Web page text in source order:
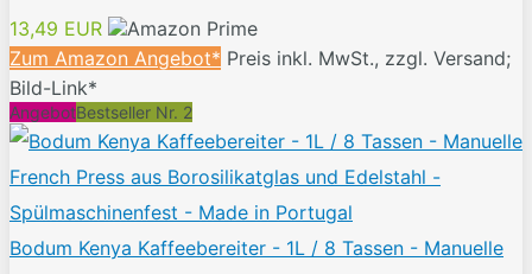
13,49 EUR
Zum Amazon Angebot* Preis inkl. MwSt., zzgl. Versand;
Bild-Link*
AngebotBestseller Nr. 2
Bodum Kenya Kaffeebereiter - 1L / 8 Tassen - Manuelle